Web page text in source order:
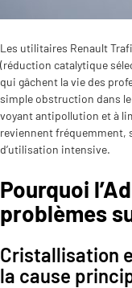
Les utilitaires Renault
(réduction catalytique
qui gâchent la vie des
simple obstruction dans
voyant antipollution et à
reviennent fréquemment,
d’utilisation intensive.
Pourquoi
problèmes
Cristallisation
la cause